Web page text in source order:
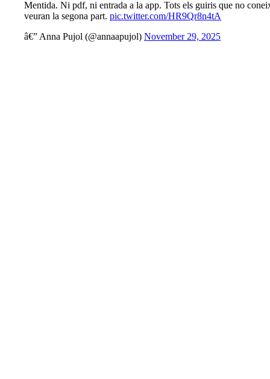
Mentida. Ni pdf, ni entrada a la app. Tots els guiris que no
veuran la segona part. pic.twitter.com/HR9Qr8n4tA
â€” Anna Pujol (@annaapujol) November 29, 2025